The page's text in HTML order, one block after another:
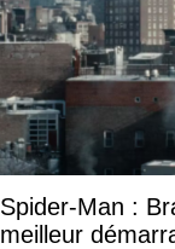
Spider-Man :
meilleur